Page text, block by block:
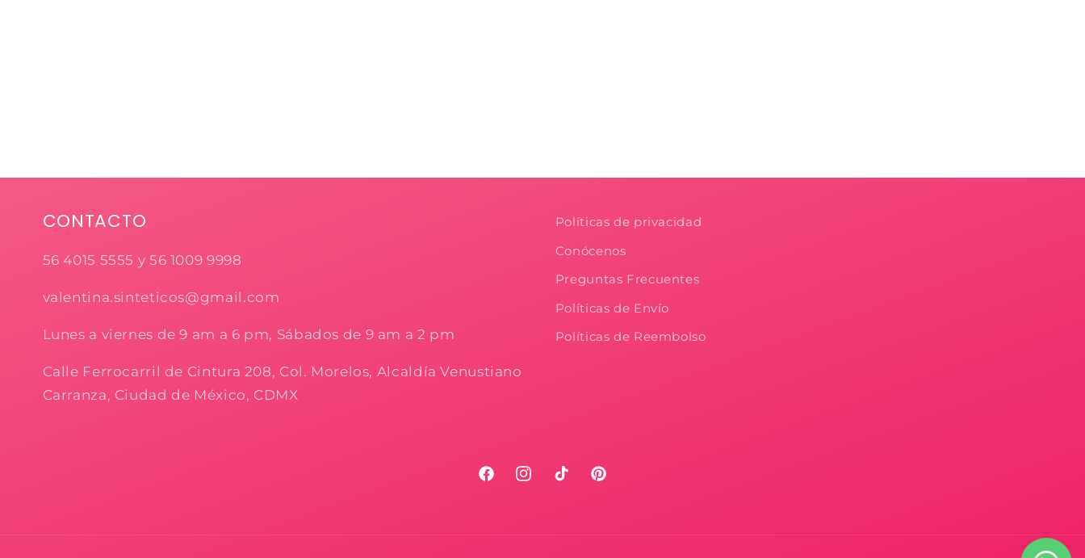
CONTACTO
56 4015 5555 y 56 1009 9998
valentina.sinteticos@gmail.com
Lunes a viernes de 9 am a 6 pm, Sábados de 9 am a 2 pm
Calle Ferrocarril de Cintura 208, Col. Morelos, Alcaldía Venustiano
Carranza, Ciudad de México, CDMX
Políticas de privacidad
Conócenos
Preguntas Frecuentes
Políticas de Envío
Políticas de Reembolso
FacebookInstagramTikTokPinterest